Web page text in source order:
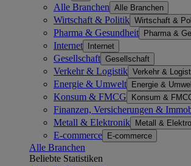
Alle Branchen Alle Branchen
Wirtschaft & Politik Wirtschaft &
Pharma & Gesundheit Pharma &
Internet Internet
Gesellschaft Gesellschaft
Verkehr & Logistik Verkehr &
Energie & Umwelt Energie &
Konsum & FMCG Konsum &
Finanzen, Versicherungen &
Metall & Elektronik Metall &
E-commerce E-commerce
Alle Branchen
Beliebte Statistiken